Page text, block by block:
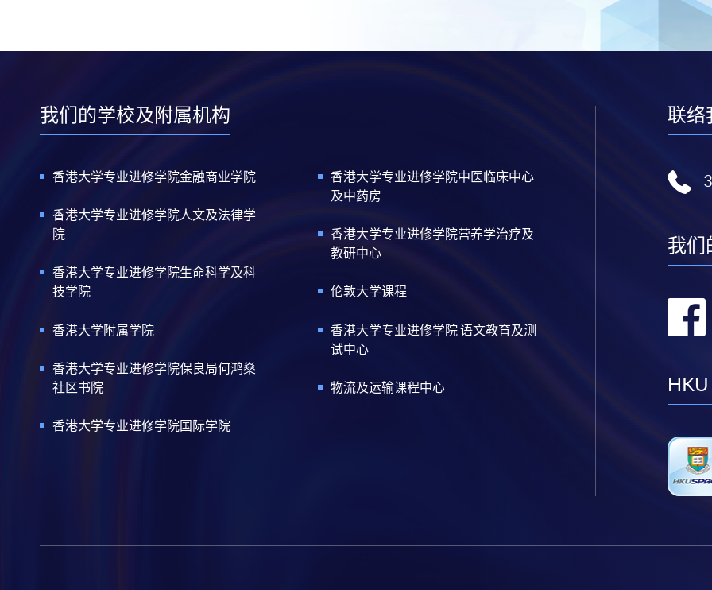
我们的学校及附属机构
香港大学专业进修学院金融商业学院
香港大学专业进修学院人文及法律学
院
香港大学专业进修学院生命科学及科
技学院
香港大学附属学院
香港大学专业进修学院保良局何鸿燊
社区书院
香港大学专业进修学院国际学院
香港大学专业进修学院中医临床中心
及中药房
香港大学专业进修学院营养学治疗及
教研中心
伦敦大学课程
香港大学专业进修学院 语文教育及测
试中心
物流及运输课程中心
联络
我们
HKU